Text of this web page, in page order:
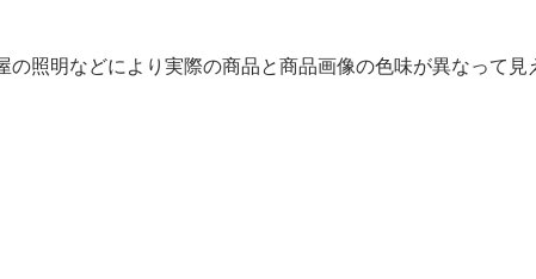
照明などにより実際の商品と商品画像の色味が異なって見